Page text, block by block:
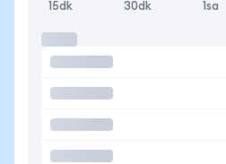
15dk 30dk 1sa